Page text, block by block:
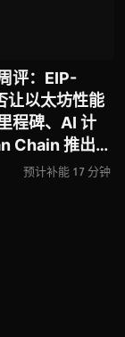
评：EIP-
让以太坊性能
程碑、AI 计
Chain 推出
Ins 推出
出基于
预计补能 17 分钟